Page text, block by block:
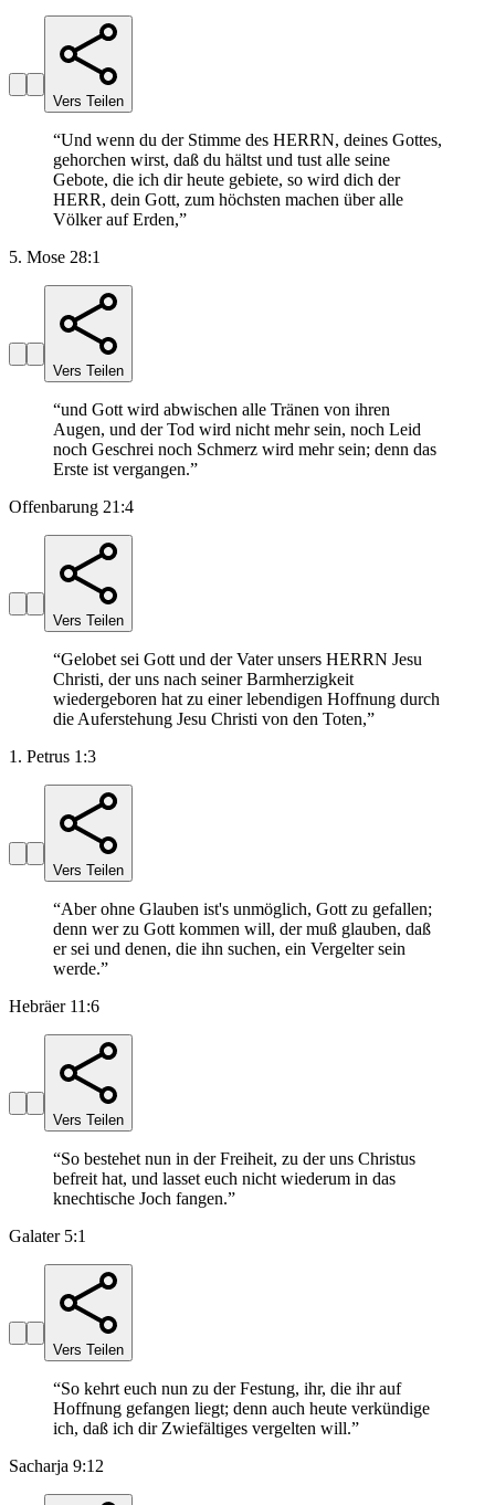
Vers Teilen
“Und wenn du der Stimme des HERRN, deines Gottes,
gehorchen wirst, daß du hältst und tust alle seine
Gebote, die ich dir heute gebiete, so wird dich der
HERR, dein Gott, zum höchsten machen über alle
Völker auf Erden,”
5. Mose 28:1
Vers Teilen
“und Gott wird abwischen alle Tränen von ihren
Augen, und der Tod wird nicht mehr sein, noch Leid
noch Geschrei noch Schmerz wird mehr sein; denn das
Erste ist vergangen.”
Offenbarung 21:4
Vers Teilen
“Gelobet sei Gott und der Vater unsers HERRN Jesu
Christi, der uns nach seiner Barmherzigkeit
wiedergeboren hat zu einer lebendigen Hoffnung durch
die Auferstehung Jesu Christi von den Toten,”
1. Petrus 1:3
Vers Teilen
“Aber ohne Glauben ist's unmöglich, Gott zu gefallen;
denn wer zu Gott kommen will, der muß glauben, daß
er sei und denen, die ihn suchen, ein Vergelter sein
werde.”
Hebräer 11:6
Vers Teilen
“So bestehet nun in der Freiheit, zu der uns Christus
befreit hat, und lasset euch nicht wiederum in das
knechtische Joch fangen.”
Galater 5:1
Vers Teilen
“So kehrt euch nun zu der Festung, ihr, die ihr auf
Hoffnung gefangen liegt; denn auch heute verkündige
ich, daß ich dir Zwiefältiges vergelten will.”
Sacharja 9:12